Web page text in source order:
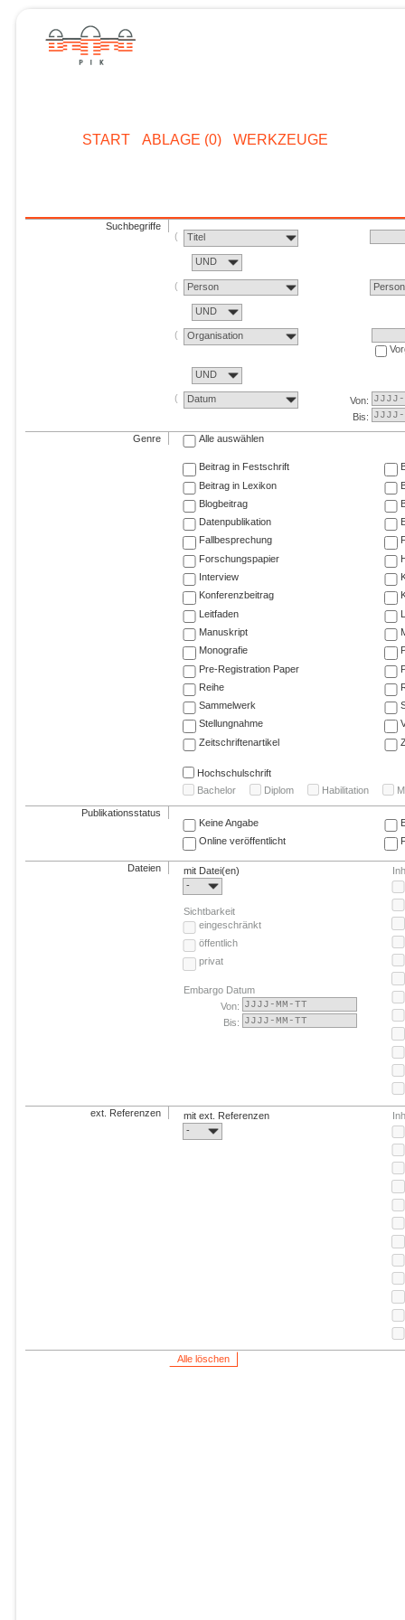
START ABLAGE (0) WERKZEUGE
Suchbegriffe
Titel
UND
Person Person
UND
Organisation
UND
Datum
Von:
Bis:
Genre Alle auswählen
Beitrag in Festschrift
Beitrag in Lexikon
Blogbeitrag
Datenpublikation
Fallbesprechung
Forschungspapier
Interview
Konferenzbeitrag
Leitfaden
Manuskript
Monografie
Pre-Registration Paper
Reihe
Sammelwerk
Stellungnahme
Zeitschriftenartikel
Hochschulschrift
Bachelor
Diplom Habilitation
Publikationsstatus
Keine Angabe
Online veröffentlicht
Dateien
mit Datei(en)
-
Sichtbarkeit
eingeschränkt
öffentlich
privat
Embargo Datum
Von:
Bis:
ext. Referenzen
mit ext. Referenzen
-